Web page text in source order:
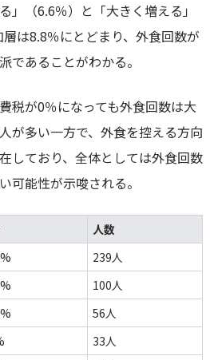
」（6.6％）と「大きく増える」
層は8.8％にとどまり、外食回数が
であることがわかる。
税が0％になっても外食回数は大
が多い一方で、外食を控える方向
しており、全体としては外食回数
可能性が示唆される。
人数
239人
100人
56人
33人